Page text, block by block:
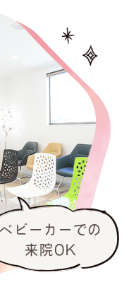
ベビーカーでの
来院OK